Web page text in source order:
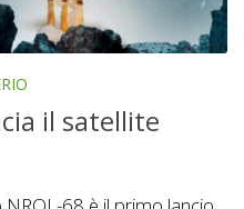
il satellite